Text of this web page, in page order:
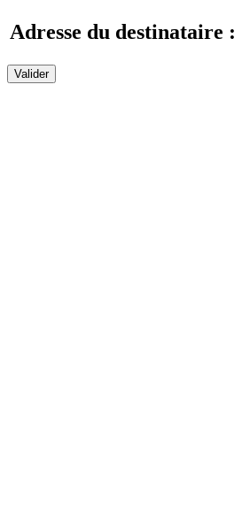
Adresse du destinataire :